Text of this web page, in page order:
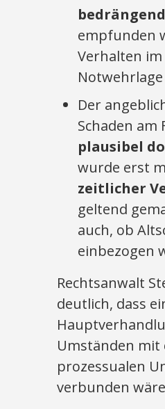
empfunden
Verhalten
Der
Schaden am
plausibel
wurde erst
zeitlicher
geltend
auch, ob
einbezogen
Rechtsanwalt
deutlich, dass
Umständen mit
prozessualen
verbunden